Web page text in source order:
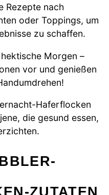
Rezepte nach
oder Toppings, um
zu schaffen.
Morgen –
vor und genießen
Haferflocken
die gesund essen,